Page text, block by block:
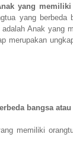
yang
yang berbeda
Anak yang
merupakan
bangsa atau
memiliki